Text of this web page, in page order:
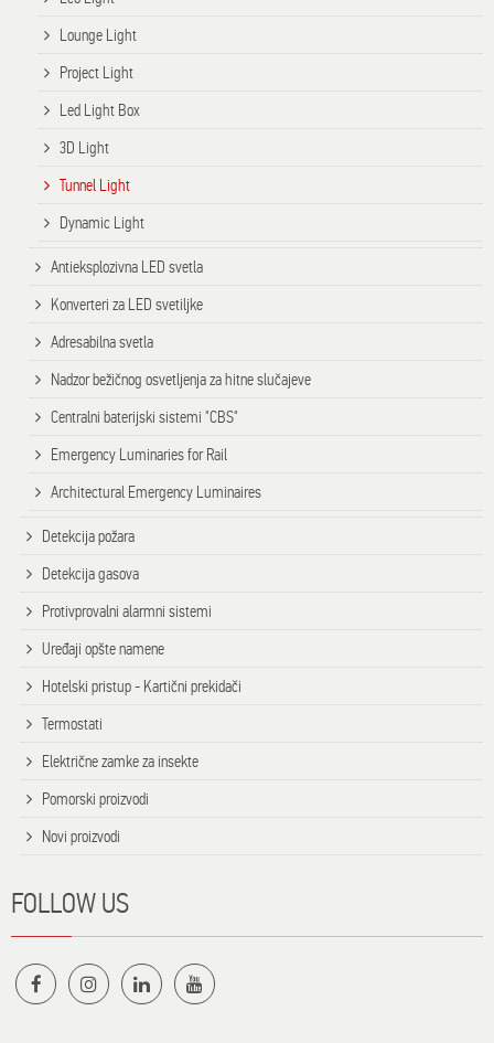
Lounge Light
Project Light
Led Light Box
3D Light
Tunnel Light
Dynamic Light
Antieksplozivna LED svetla
Konverteri za LED svetiljke
Adresabilna svetla
Nadzor bežičnog osvetljenja za hitne slučajeve
Centralni baterijski sistemi "CBS"
Emergency Luminaries for Rail
Architectural Emergency Luminaires
Detekcija požara
Detekcija gasova
Protivprovalni alarmni sistemi
Uređaji opšte namene
Hotelski pristup - Kartični prekidači
Termostati
Električne zamke za insekte
Pomorski proizvodi
Novi proizvodi
FOLLOW US